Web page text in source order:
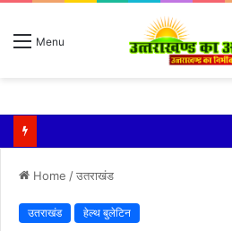
Menu
Home /उतराखंड
उतराखंड हेल्थ बुलेटिन